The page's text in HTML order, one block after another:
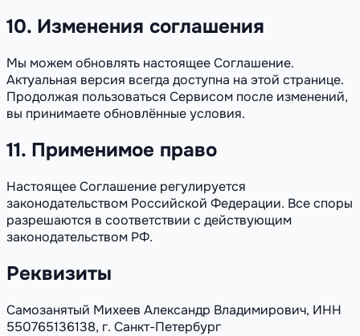
10. Изменения соглашения
Мы можем обновлять настоящее Соглашение.
Актуальная версия всегда доступна на этой странице.
Продолжая пользоваться Сервисом после изменений,
вы принимаете обновлённые условия.
11. Применимое право
Настоящее Соглашение регулируется
законодательством Российской Федерации. Все споры
разрешаются в соответствии с действующим
законодательством РФ.
Реквизиты
Самозанятый Михеев Александр Владимирович, ИНН
550765136138, г. Санкт-Петербург